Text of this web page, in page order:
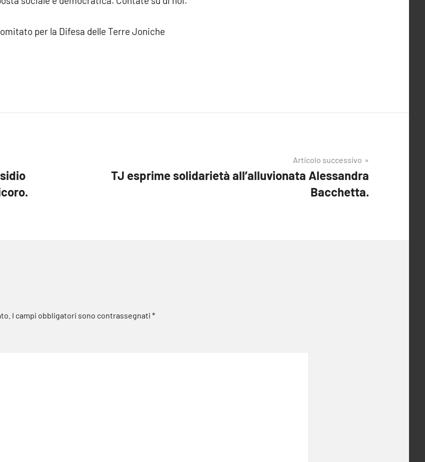
per la Difesa delle Terre Joniche
Articolo successivo
TJ esprime solidarietà all’alluvionata Alessandra
Bacchetta.
I campi obbligatori sono contrassegnati *